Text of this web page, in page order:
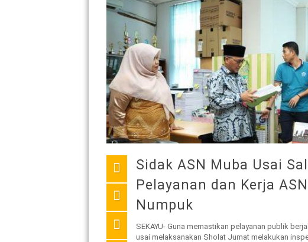
Sidak ASN Muba Usai
Pelayanan dan Kerja
Numpuk
SEKAYU- Guna memastikan pelayanan publik
usai melaksanakan Sholat Jumat melakukan